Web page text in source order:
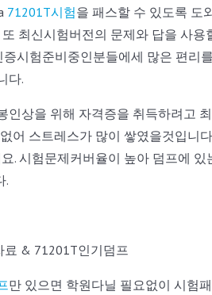
71201T시험을 패스할 수 있도록 도
최신시험버전의 문제와 답을 사용
시험준비중인분들에세 많은 편리
다.
상을 위해 자격증을 취득하려고
어 스트레스가 많이 쌓였을것입니
. 시험문제커버율이 높아 덤프에
.
료 & 71201T인기덤프
만 있으면 학원다닐 필요없이 시험